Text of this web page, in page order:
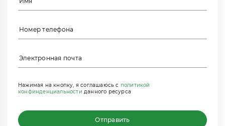
Нажимая на кнопку, я соглашаюсь с политикой
конфинденциальности данного ресурса
Отправить